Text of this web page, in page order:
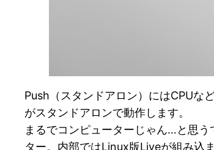
Push（スタンドアロン）にはCPUな
がスタンドアロンで動作します。
まるでコンピューターじゃん…と思
ター。内部ではLinux版Liveが組み込